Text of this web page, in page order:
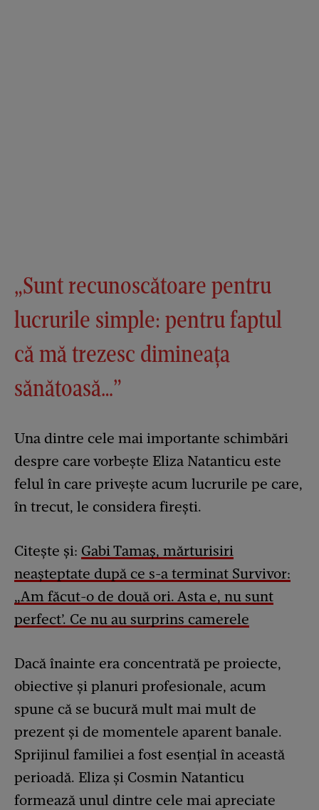
„Sunt recunoscătoare pentru
lucrurile simple: pentru faptul
că mă trezesc dimineața
sănătoasă…”
Una dintre cele mai importante schimbări
despre care vorbește Eliza Natanticu este
felul în care privește acum lucrurile pe care,
în trecut, le considera firești.
Citește și: Gabi Tamaș, mărturisiri
neașteptate după ce s-a terminat Survivor:
„Am făcut-o de două ori. Asta e, nu sunt
perfect’. Ce nu au surprins camerele
Dacă înainte era concentrată pe proiecte,
obiective și planuri profesionale, acum
spune că se bucură mult mai mult de
prezent și de momentele aparent banale.
Sprijinul familiei a fost esențial în această
perioadă. Eliza și Cosmin Natanticu
formează unul dintre cele mai apreciate